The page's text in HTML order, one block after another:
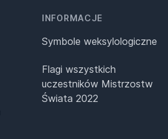
INFORMACJE
Symbole weksylologiczne
Flagi wszystkich
uczestników Mistrzostw
Świata 2022